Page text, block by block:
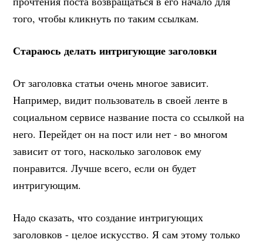
того, чтобы кликнуть по таким ссылкам.
Стараюсь делать интригующие заголовки
От заголовка статьи очень многое зависит.
Например, видит пользователь в своей ленте в
социальном сервисе название поста со ссылкой на
него. Перейдет он на пост или нет - во многом
зависит от того, насколько заголовок ему
понравится. Лучше всего, если он будет
интригующим.
Надо сказать, что создание интригующих
заголовков - целое искусство. Я сам этому только